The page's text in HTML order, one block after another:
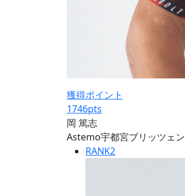
獲得ポイント
1746pts
岡 篤志
Astemo宇都宮ブリッツェン
RANK2